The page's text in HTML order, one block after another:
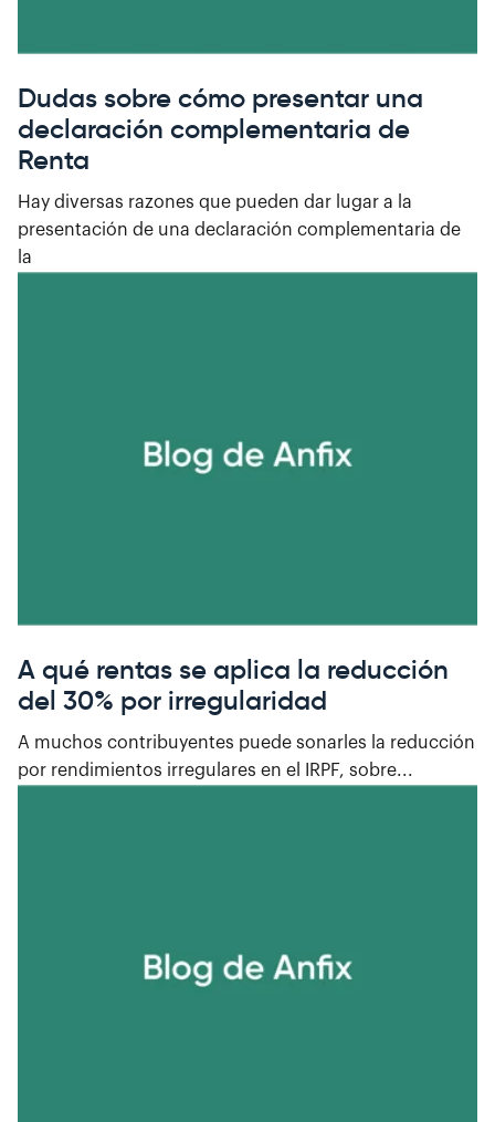
Dudas sobre cómo presentar una
declaración complementaria de
Renta
Hay diversas razones que pueden dar lugar a la
presentación de una declaración complementaria de
la
A qué rentas se aplica la reducción
del 30% por irregularidad
A muchos contribuyentes puede sonarles la reducción
por rendimientos irregulares en el IRPF, sobre...